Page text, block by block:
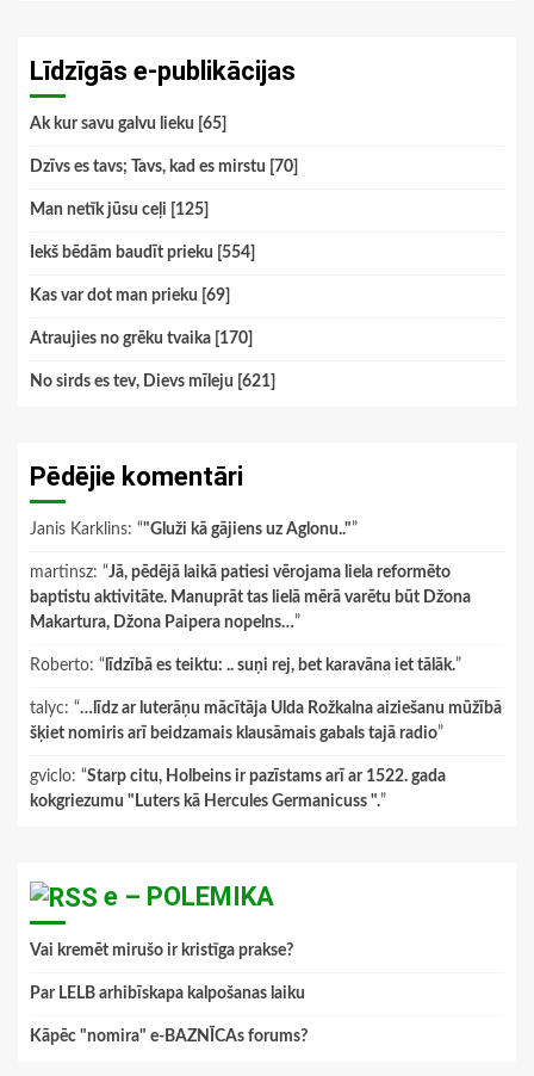
Līdzīgās e-publikācijas
Ak kur savu galvu lieku [65]
Dzīvs es tavs; Tavs, kad es mirstu [70]
Man netīk jūsu ceļi [125]
Iekš bēdām baudīt prieku [554]
Kas var dot man prieku [69]
Atraujies no grēku tvaika [170]
No sirds es tev, Dievs mīleju [621]
Pēdējie komentāri
Janis Karklins: “"Gluži kā gājiens uz Aglonu.."”
martinsz: “Jā, pēdējā laikā patiesi vērojama liela reformēto
baptistu aktivitāte. Manuprāt tas lielā mērā varētu būt Džona
Makartura, Džona Paipera nopelns…”
Roberto: “ līdzībā es teiktu: .. suņi rej, bet karavāna iet tālāk.”
talyc: “…līdz ar luterāņu mācītāja Ulda Rožkalna aiziešanu mūžībā
šķiet nomiris arī beidzamais klausāmais gabals tajā radio”
gviclo: “Starp citu, Holbeins ir pazīstams arī ar 1522. gada
kokgriezumu "Luters kā Hercules Germanicuss ".”
e – POLEMIKA
Vai kremēt mirušo ir kristīga prakse?
Par LELB arhibīskapa kalpošanas laiku
Kāpēc "nomira" e-BAZNĪCAs forums?